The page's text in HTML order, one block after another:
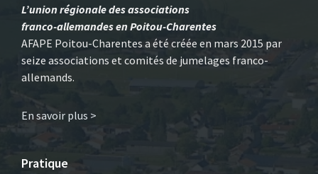
L’union régionale des associations
franco-allemandes en Poitou-Charentes
AFAPE Poitou-Charentes a été créée en mars 2015 par
seize associations et comités de jumelages franco-
allemands.
En savoir plus >
Pratique